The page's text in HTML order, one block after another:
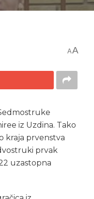
AA
iz Uzdina. Tako
kraja prvenstva
prvak
uzastopna